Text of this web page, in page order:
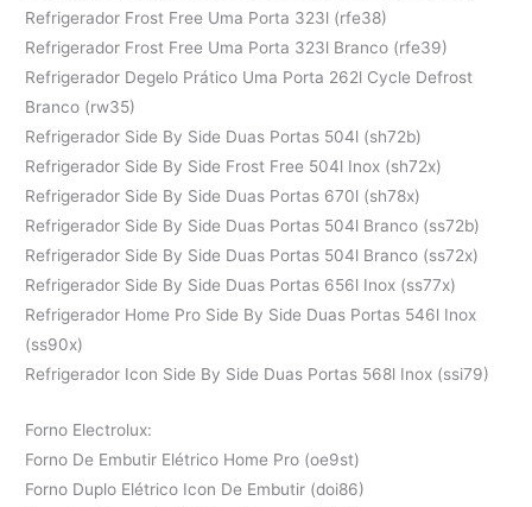
Refrigerador Frost Free Uma Porta 323l (rfe38)
Refrigerador Frost Free Uma Porta 323l Branco (rfe39)
Refrigerador Degelo Prático Uma Porta 262l Cycle Defrost
Branco (rw35)
Refrigerador Side By Side Duas Portas 504l (sh72b)
Refrigerador Side By Side Frost Free 504l Inox (sh72x)
Refrigerador Side By Side Duas Portas 670l (sh78x)
Refrigerador Side By Side Duas Portas 504l Branco (ss72b)
Refrigerador Side By Side Duas Portas 504l Branco (ss72x)
Refrigerador Side By Side Duas Portas 656l Inox (ss77x)
Refrigerador Home Pro Side By Side Duas Portas 546l Inox
(ss90x)
Refrigerador Icon Side By Side Duas Portas 568l Inox (ssi79)
Forno Electrolux:
Forno De Embutir Elétrico Home Pro (oe9st)
Forno Duplo Elétrico Icon De Embutir (doi86)